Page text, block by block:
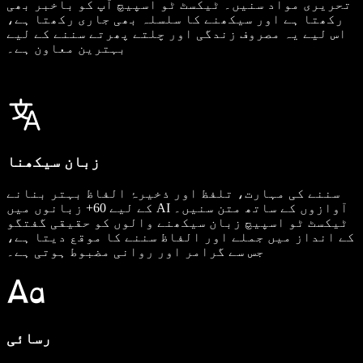
تحریری مواد سنیں۔ ٹیکسٹ ٹو اسپیچ آپ کو باخبر بھی
رکھتا ہے اور سیکھنے کا سلسلہ بھی جاری رکھتا ہے،
اس لیے یہ مصروف زندگی اور چلتے پھرتے سننے کے لیے
بہترین معاون ہے۔
زبان سیکھنا
سننے کی مہارت، تلفظ اور ذخیرۂ الفاظ بہتر بنانے
کے لیے 60+ زبانوں میں AI آوازوں کے ساتھ متن سنیں۔
ٹیکسٹ ٹو اسپیچ زبان سیکھنے والوں کو حقیقی گفتگو
کے انداز میں جملے اور الفاظ سننے کا موقع دیتا ہے،
جس سے گرامر اور روانی مضبوط ہوتی ہے۔
رسائی